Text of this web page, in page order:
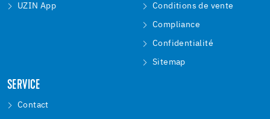
UZIN App Conditions de vente
Compliance
Confidentialité
Sitemap
SERVICE
Contact